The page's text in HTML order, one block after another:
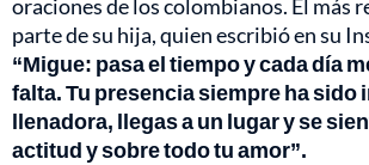
oraciones de los colombianos. El más
parte de su hija, quien escribió en su
“Migue: pasa el tiempo y cada día
falta. Tu presencia siempre ha sido
llenadora, llegas a un lugar y se
actitud y sobre todo tu amor”.